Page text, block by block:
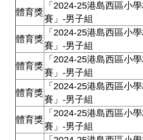
體育獎
「2024-25港島西區小
賽」-男子組
體育獎
「2024-25港島西區小
賽」-男子組
體育獎
「2024-25港島西區小
賽」-男子組
體育獎
「2024-25港島西區小
賽」-男子組
體育獎
「2024-25港島西區小
賽」-男子組